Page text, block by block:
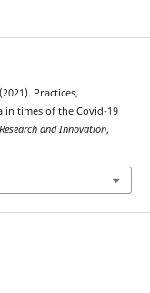
Practices,
in times of the Covid-19
and Innovation,